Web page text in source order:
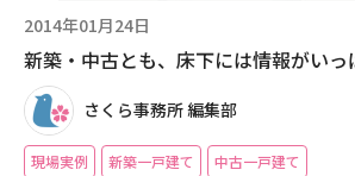
2014年01月24日
新築・中古とも、床下には情報がいっ
さくら事務所 編集部
現場実例 新築一戸建て 中古一戸建て